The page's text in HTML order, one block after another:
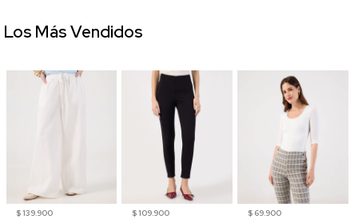
$ 139.900
$ 109.900
$ 69.900
Los Más Vendidos